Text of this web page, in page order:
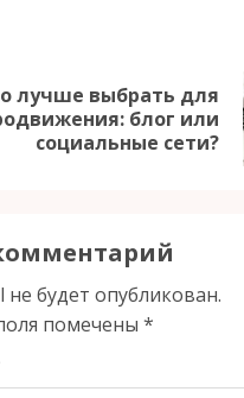
лучше выбрать для
блог или
социальные сети?
будет опубликован.
помечены *